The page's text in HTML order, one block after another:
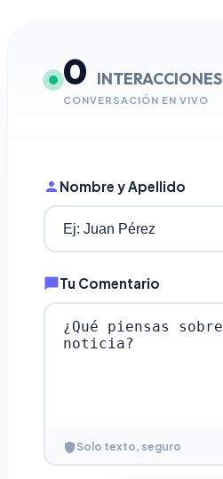
0 INTERACCIONES
CONVERSACIÓN EN VIVO
Nombre y Apellido
Tu Comentario
Solo texto, seguro